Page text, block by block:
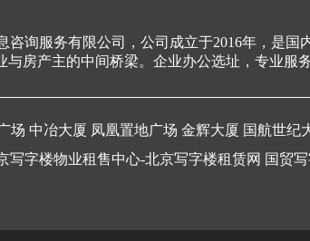
询服务有限公司，公司成立于2016年，是
房产主的中间桥梁。企业办公选址，专业服
场 中冶大厦 凤凰置地广场 金辉大厦 国航世纪
写字楼物业租售中心-北京写字楼租赁网 国贸